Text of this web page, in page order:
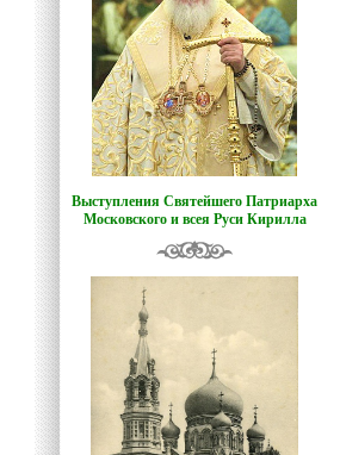
Выступления Святейшего Патриарха
Московского и всея Руси Кирилла